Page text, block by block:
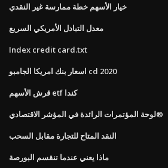
خيار الأسهم خطة ممارسة غير النقدي
معدل التبادل الأمريكي السريع
Index credit card.txt
اسعار بنك امريكا الجامبو cd 2020
قرش الأسهم etf كندا
لوحة المؤتمرات الرائدة في المؤشر الاقتصادي®
النقد المتاح للتجارة مقابل السحب
ماذا يعني عندما تنقسم البورصة